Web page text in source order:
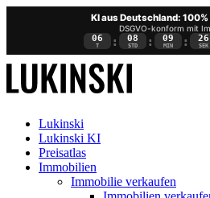
KI aus Deutschland:
DSGVO-konform mit
06
T : 08
STD : 09
MIN : 26
SEK
Lukinski
Lukinski KI
Preisatlas
Immobilien
Immobilie verkaufen